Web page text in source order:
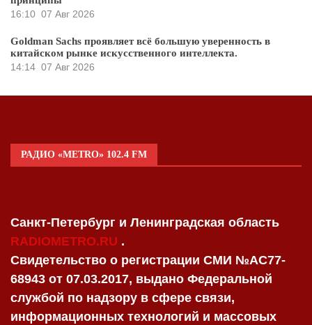
16:10 07 Авг 2026
Goldman Sachs проявляет всё большую уверенность в
китайском рынке искусственного интеллекта.
14:14 07 Авг 2026
РАДИО «METRO» 102.4 FM
Санкт-Петербург и Ленинградская область
RADIOMETRO.RU .
Свидетельство о регистрации СМИ №AC77-
68943 от 07.03.2017, выдано Федеральной
службой по надзору в сфере связи,
информационных технологий и массовых